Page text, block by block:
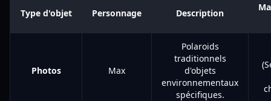
Type d'objet Personnage Description
Photos Max
Polaroids
traditionnels
d'objets
environnementaux
spécifiques.